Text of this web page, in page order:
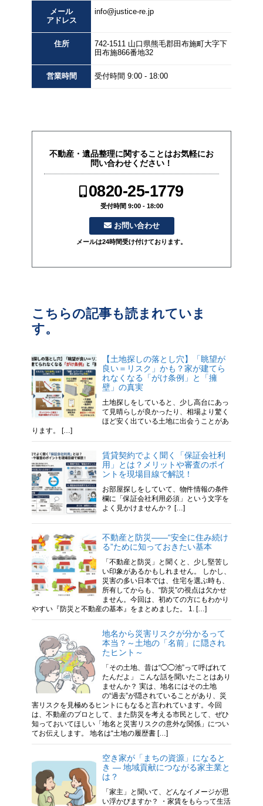
メール
アドレス
info@justice-re.jp
住所 742-1511 山口県熊毛郡田布施町大字下
田布施866番地32
営業時間 受付時間 9:00 - 18:00
不動産・遺品整理に関することはお気軽にお
問い合わせください！
0820-25-1779
受付時間 9:00 - 18:00
お問い合わせ
メールは24時間受け付けております。
こちらの記事も読まれていま
す。
【土地探しの落とし穴】「眺望が
良い＝リスク」かも？家が建てら
れなくなる「がけ条例」と「擁
壁」の真実
土地探しをしていると、少し高台にあっ
て見晴らしが良かったり、相場より驚く
ほど安く出ている土地に出会うことがあ
ります。 […]
賃貸契約でよく聞く「保証会社利
用」とは？メリットや審査のポイ
ントを現場目線で解説！
お部屋探しをしていて、物件情報の条件
欄に「保証会社利用必須」という文字を
よく見かけませんか？ […]
不動産と防災——“安全に住み続け
る”ために知っておきたい基本
「不動産と防災」と聞くと、少し堅苦し
い印象があるかもしれません。 しかし、
災害の多い日本では、住宅を選ぶ時も、
所有してからも、“防災”の視点は欠かせ
ません。今回は、初めての方にもわかり
やすい『防災と不動産の基本』をまとめました。 1. […]
地名から災害リスクが分かるって
本当？～土地の「名前」に隠され
たヒント～
「その土地、昔は“◯◯池”って呼ばれて
たんだよ」 こんな話を聞いたことはあり
ませんか？ 実は、地名にはその土地
の“過去”が隠されていることがあり、災
害リスクを見極めるヒントにもなると言われています。今回
は、不動産のプロとして、また防災を考える市民として、ぜひ
知っておいてほしい「地名と災害リスクの意外な関係」につい
てお伝えします。 地名は“土地の履歴書 […]
空き家が「まちの資源」になると
き ― 地域貢献につながる家主業と
は？
「家主」と聞いて、どんなイメージが思
い浮かびますか？ ・家賃をもらって生活